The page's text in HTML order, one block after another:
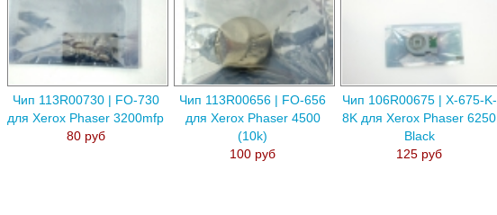
Чип 113R00730 | FO-730
для Xerox Phaser 3200mfp
80 руб
Чип 113R00656 | FO-656
для Xerox Phaser 4500
(10k)
100 руб
Чип 106R00675 | X-675-K-
8K для Xerox Phaser 6250
Black
125 руб